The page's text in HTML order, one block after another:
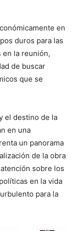
en
duros para las
en la reunión,
de buscar
que se
el destino de la
en una
un panorama
de la obra
sobre los
en la vida
para la